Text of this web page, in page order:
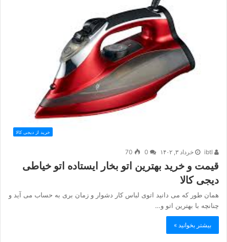
خرید از دیجی کالا
خرداد ۳, ۱۴۰۲ 70
قیمت و خرید بهترین اتو بخار ایستاده اتو خیاطی
دیجی کالا
همان طور که می دانید اتوی لباس کار دشوار و زمان بری به حساب می آید و
چنانچه با بهترین اتو و…
بیشتر بخوانید »